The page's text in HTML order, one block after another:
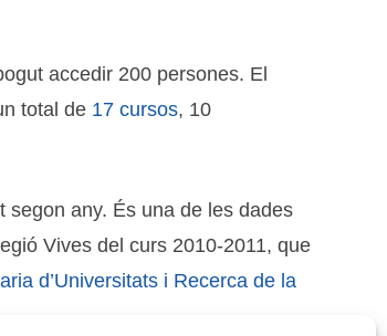
accedir 200 persones. El
total de 17 cursos, 10
segon any. És una de les dades
Vives del curs 2010-2011, que
d’Universitats i Recerca de la